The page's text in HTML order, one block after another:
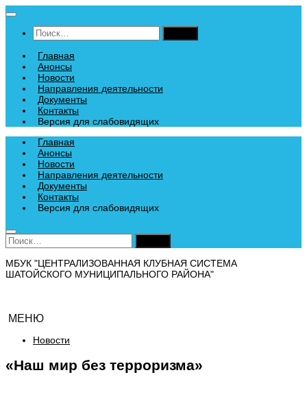
Перейти
содержимому
Найти:
Главная
Анонсы
Новости
Направления деятельности
Документы
Контакты
Версия для слабовидящих
Главная
Анонсы
Новости
Направления деятельности
Документы
Контакты
Версия для слабовидящих
Найти:
МБУК "ЦЕНТРАЛИЗОВАННАЯ КЛУБНАЯ СИСТЕМА
ШАТОЙСКОГО МУНИЦИПАЛЬНОГО РАЙОНА"
МЕНЮ
Новости
«Наш мир без терроризма»